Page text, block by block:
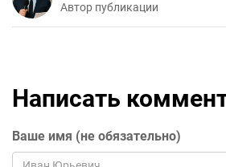
Автор публикации
Написать
Ваше имя (не обязательно)